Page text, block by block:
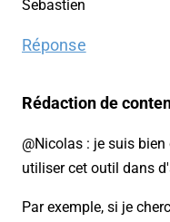
Sebastien
Réponse
Rédaction de
@Nicolas : je suis
utiliser cet outil dans
Par exemple, si je